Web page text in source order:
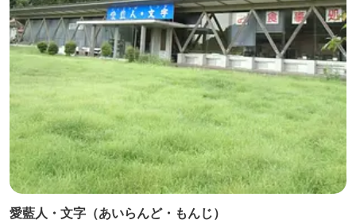
愛藍人・文字（あいらんど・もんじ）